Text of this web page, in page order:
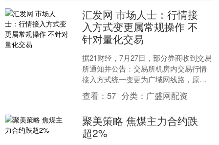
汇发网 市场人士：行情接
入方式变更属常规操作 不
针对量化交易
据21财经，7月27日，部分券商收到交易
所通知并公告：交易所机房内交易行情
接入方式统一变更为广域网线路，原局
域网交易线路将于2026年7月31日晚间正
式关闭。券....
查看： 57 分类： 广盛网配资
聚美策略 焦煤主力合约跌
超2%